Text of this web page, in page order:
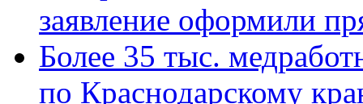
заявление оформили
Более 35 тыс.
по Краснодарскому